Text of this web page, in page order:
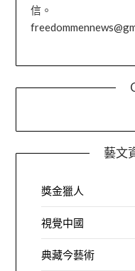
信。
藝文
獎金獵人
視覺中國
典藏今藝術